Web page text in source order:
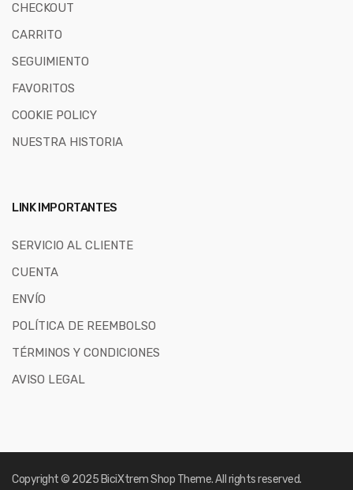
CHECKOUT
CARRITO
SEGUIMIENTO
FAVORITOS
COOKIE POLICY
NUESTRA HISTORIA
LINK IMPORTANTES
SERVICIO AL CLIENTE
CUENTA
ENVÍO
POLÍTICA DE REEMBOLSO
TÉRMINOS Y CONDICIONES
AVISO LEGAL
Copyright © 2025 BiciXtrem Shop Theme. All rights reserved.